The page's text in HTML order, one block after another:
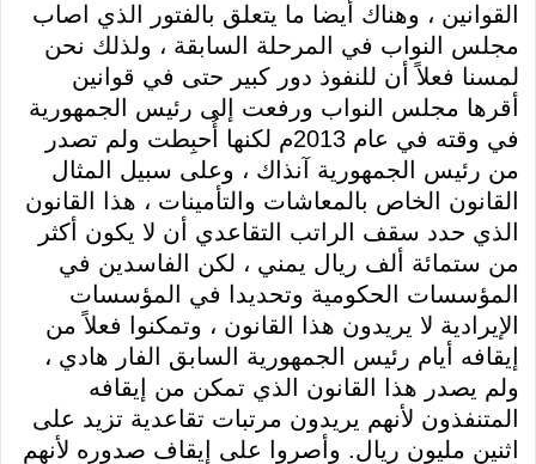
القوانين ، وهناك أيضا ما يتعلق بالفتور الذي اصاب
مجلس النواب في المرحلة السابقة ، ولذلك نحن
لمسنا فعلاً أن للنفوذ دور كبير حتى في قوانين
أقرها مجلس النواب ورفعت إلى رئيس الجمهورية
في وقته في عام 2013م لكنها أُحبِطت ولم تصدر
من رئيس الجمهورية آنذاك ، وعلى سبيل المثال
القانون الخاص بالمعاشات والتأمينات ، هذا القانون
الذي حدد سقف الراتب التقاعدي أن لا يكون أكثر
من ستمائة ألف ريال يمني ، لكن الفاسدين في
المؤسسات الحكومية وتحديدا في المؤسسات
الإيرادية لا يريدون هذا القانون ، وتمكنوا فعلاً من
إيقافه أيام رئيس الجمهورية السابق الفار هادي ،
ولم يصدر هذا القانون الذي تمكن من إيقافه
المتنفذون لأنهم يريدون مرتبات تقاعدية تزيد على
اثنين مليون ريال. وأصروا على إيقاف صدوره لأنهم